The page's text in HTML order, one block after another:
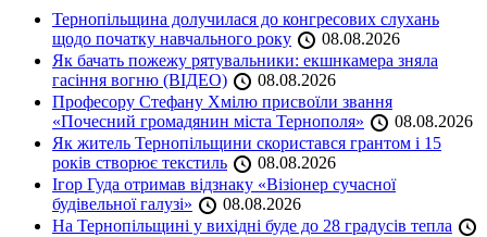
Тернопільщина долучилася до конгресових слухань
щодо початку навчального року
08.08.2026
Як бачать пожежу рятувальники: екшнкамера зняла
гасіння вогню (ВІДЕО)
08.08.2026
Професору Стефану Хмілю присвоїли звання
«Почесний громадянин міста Тернополя»
08.08.2026
Як житель Тернопільщини скористався грантом і 15
років створює текстиль
08.08.2026
Ігор Гуда отримав відзнаку «Візіонер сучасної
будівельної галузі»
08.08.2026
На Тернопільщині у вихідні буде до 28 градусів тепла